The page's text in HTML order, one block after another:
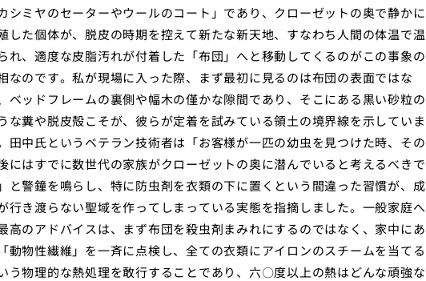
シミヤのセーターやウールのコート」であり、クローゼットの奥で静かに
した個体が、脱皮の時期を控えて新たな新天地、すなわち人間の体温で温
れ、適度な皮脂汚れが付着した「布団」へと移動してくるのがこの事象の
なのです。私が現場に入った際、まず最初に見るのは布団の表面ではな
ベッドフレームの裏側や幅木の僅かな隙間であり、そこにある黒い砂粒の
な糞や脱皮殻こそが、彼らが定着を試みている領土の境界線を示していま
田中氏というベテラン技術者は「お客様が一匹の幼虫を見つけた時、その
にはすでに数世代の家族がクローゼットの奥に潜んでいると考えるべきで
と警鐘を鳴らし、特に防虫剤を衣類の下に置くという間違った習慣が、成
行き渡らない聖域を作ってしまっている実態を指摘しました。一般家庭へ
高のアドバイスは、まず布団を殺虫剤まみれにするのではなく、家中にあ
動物性繊維」を一斉に点検し、全ての衣類にアイロンのスチームを当てる
う物理的な熱処理を敢行することであり、六〇度以上の熱はどんな頑強な